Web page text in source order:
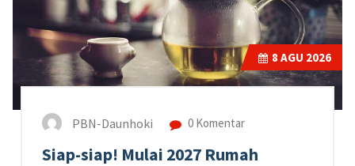
8 AGU 2026
PBN-Daunhoki 0 Komentar
Siap-siap! Mulai 2027 Rumah